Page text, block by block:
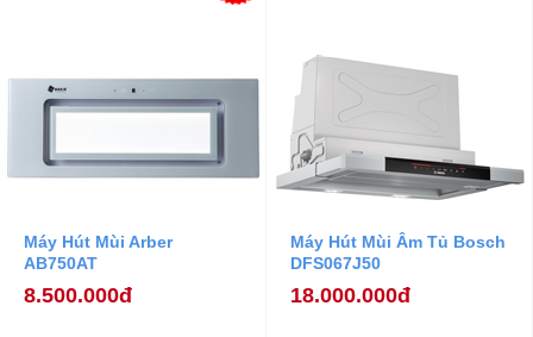
Máy Hút Mùi Arber
AB750AT
8.500.000đ
Máy Hút Mùi Âm Tủ Bosch
DFS067J50
18.000.000đ